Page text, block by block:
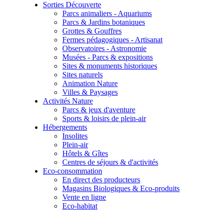
Sorties Découverte
Parcs animaliers - Aquariums
Parcs & Jardins botaniques
Grottes & Gouffres
Fermes pédagogiques - Artisanat
Observatoires - Astronomie
Musées - Parcs & expositions
Sites & monuments historiques
Sites naturels
Animation Nature
Villes & Paysages
Activités Nature
Parcs & jeux d'aventure
Sports & loisirs de plein-air
Hébergements
Insolites
Plein-air
Hôtels & Gîtes
Centres de séjours & d'activités
Eco-consommation
En direct des producteurs
Magasins Biologiques & Eco-produits
Vente en ligne
Eco-habitat